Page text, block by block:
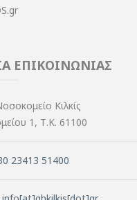
ΕΠΙΚΟΙΝΩΝΙΑΣ
Κιλκίς
1, Τ.Κ. 61100
23413 51400